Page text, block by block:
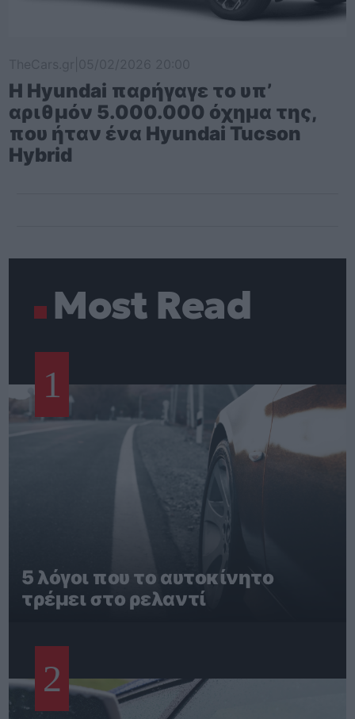
Η Hyundai παρήγαγε το υπ’
αριθμόν 5.000.000 όχημα της,
που ήταν ένα Hyundai Tucson
Hybrid
Most Read
1
5 λόγοι που το αυτοκίνητο
τρέμει στο ρελαντί
2